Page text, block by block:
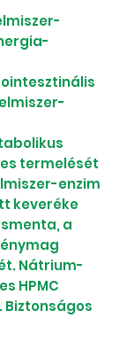
termelését
enzim
keveréke
a
Nátrium-
HPMC
Biztonságos